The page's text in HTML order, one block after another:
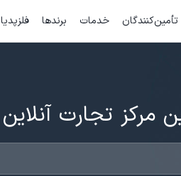
تأمین‌کنندگان خدمات برندها فلزپدیا